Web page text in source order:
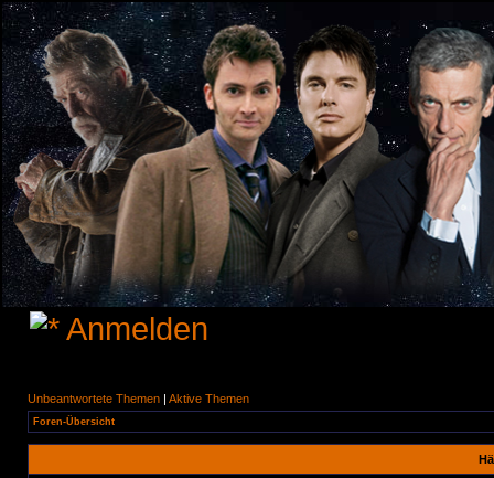
Anmelden
Unbeantwortete Themen | Aktive Themen
Foren-Übersicht